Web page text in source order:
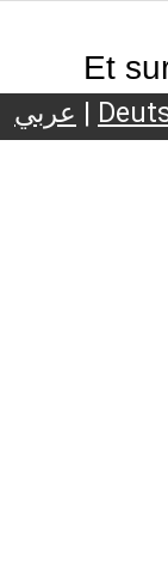
Et
عربي |